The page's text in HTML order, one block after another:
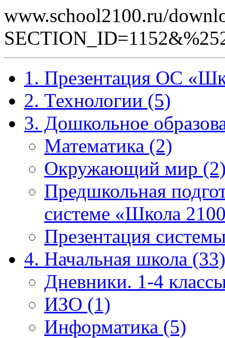
www.school2100.ru/
1. Презентация ОС
2. Технологии (5)
3. Дошкольное
Математика (2)
Окружающий мир
Предшкольная
системе «Школа
Презентация
4. Начальная школа (33)
Дневники. 1-4
ИЗО (1)
Информатика (5)